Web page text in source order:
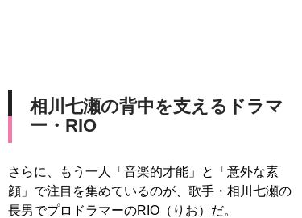
相川七瀬の背中を支えるドラマ
ー・RIO
さらに、もう一人「音楽的才能」と「意外な素
顔」で注目を集めているのが、歌手・相川七瀬の
長男でプロドラマーのRIO（りお）だ。